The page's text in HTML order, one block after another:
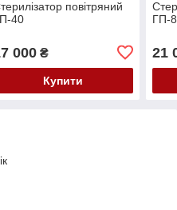
повітряний
40
000₴
Купити
ГП-
21